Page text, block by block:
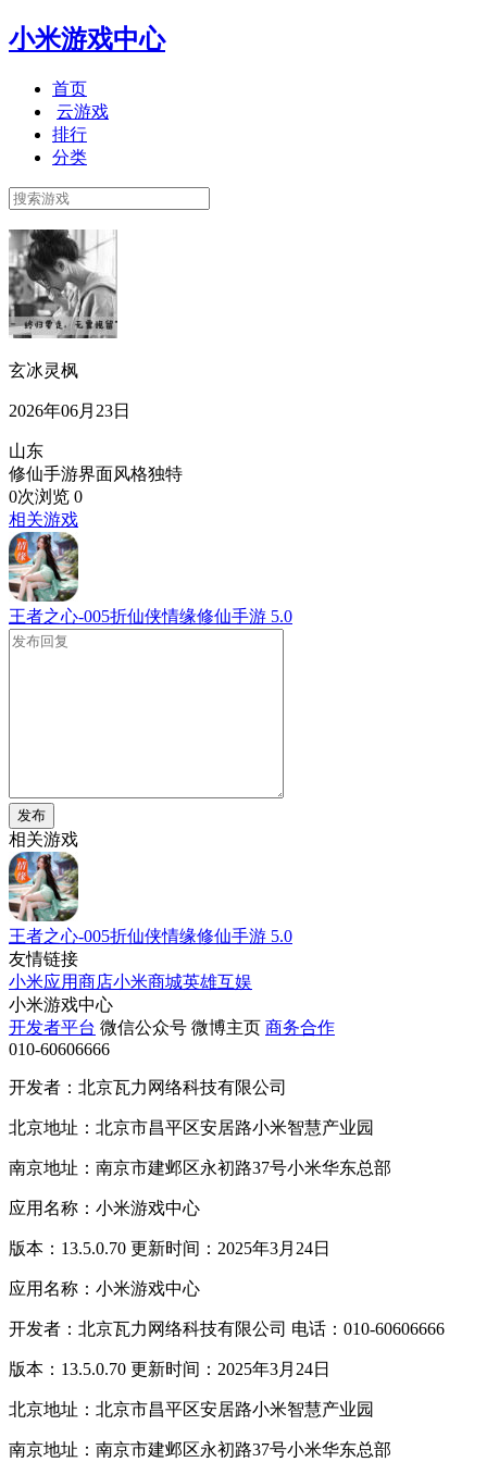
小米游戏中心
首页
云游戏
排行
分类
玄冰灵枫
2026年06月23日
山东
修仙手游界面风格独特
0次浏览 0
相关游戏
王者之心-005折仙侠情缘修仙手游 5.0
发布
相关游戏
王者之心-005折仙侠情缘修仙手游 5.0
友情链接
小米应用商店小米商城英雄互娱
小米游戏中心
开发者平台 微信公众号 微博主页 商务合作
010-60606666
开发者：北京瓦力网络科技有限公司
北京地址：北京市昌平区安居路小米智慧产业园
南京地址：南京市建邺区永初路37号小米华东总部
应用名称：小米游戏中心
版本：13.5.0.70 更新时间：2025年3月24日
应用名称：小米游戏中心
开发者：北京瓦力网络科技有限公司 电话：010-60606666
版本：13.5.0.70 更新时间：2025年3月24日
北京地址：北京市昌平区安居路小米智慧产业园
南京地址：南京市建邺区永初路37号小米华东总部